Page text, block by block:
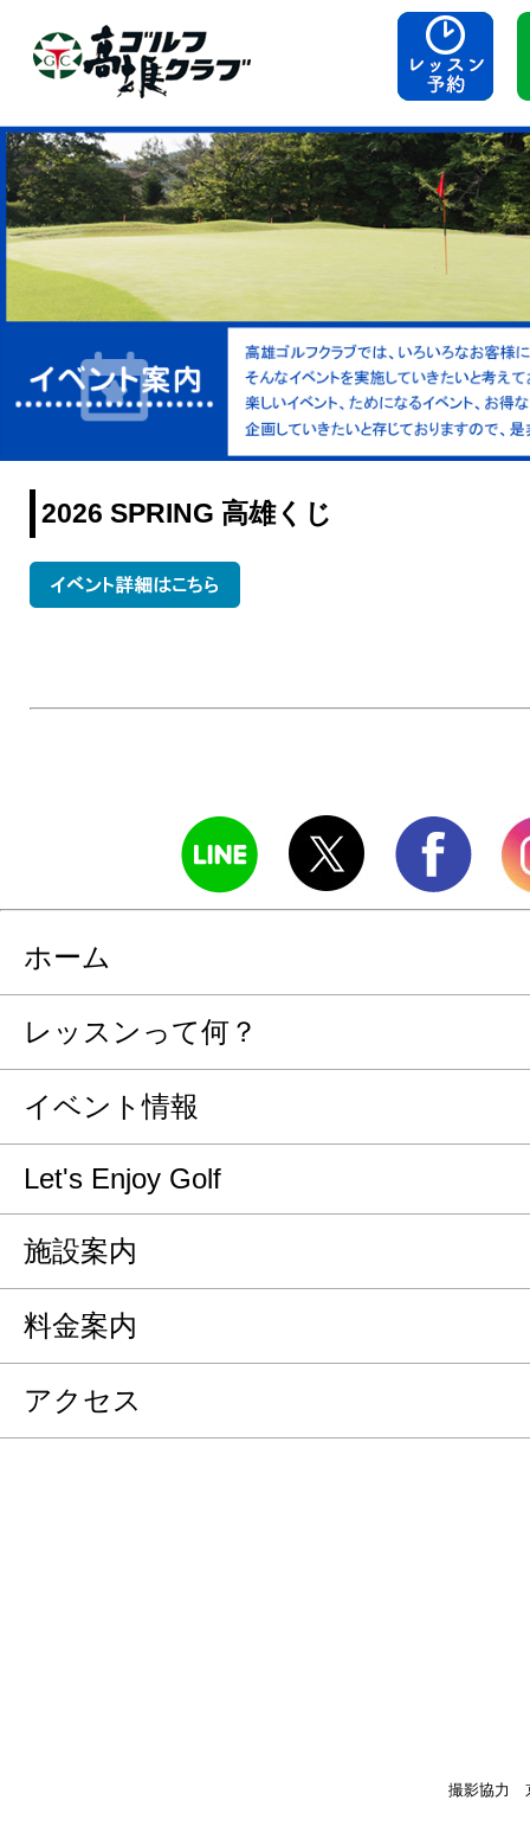
2026 SPRING 高雄くじ
ホーム
レッスンって何？
イベント情報
Let's Enjoy Golf
施設案内
料金案内
アクセス
撮影協力